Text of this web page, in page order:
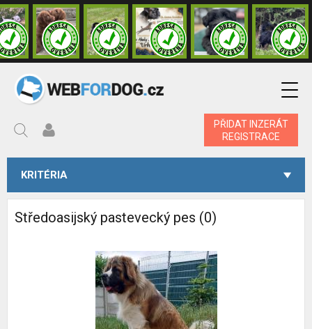
PŘIDAT INZERÁT
REGISTRACE
KRITÉRIA
Středoasijský pastevecký pes (0)